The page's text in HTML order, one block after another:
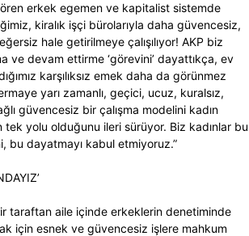
erkek egemen ve kapitalist sistemde
kiralık işçi bürolarıyla daha güvencesiz,
hale getirilmeye çalışılıyor! AKP biz
ve devam ettirme ‘görevini’ dayattıkça, ev
karşılıksız emek daha da görünmez
yarı zamanlı, geçici, ucuz, kuralsız,
güvencesiz bir çalışma modelini kadın
tek yolu olduğunu ileri sürüyor. Biz kadınlar bu
bu dayatmayı kabul etmiyoruz.”
taraftan aile içinde erkeklerin denetiminde
için esnek ve güvencesiz işlere mahkum